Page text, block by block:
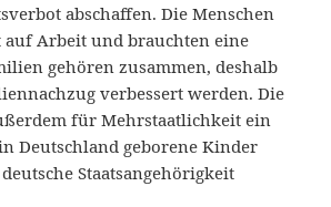
abschaffen. Die Menschen
auf Arbeit und brauchten eine
gehören zusammen, deshalb
verbessert werden. Die
für Mehrstaatlichkeit ein
Deutschland geborene Kinder
Staatsangehörigkeit